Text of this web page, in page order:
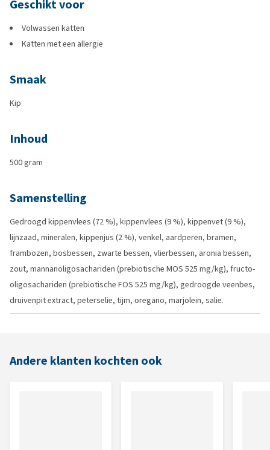
Geschikt voor
Volwassen katten
Katten met een allergie
Smaak
Kip
Inhoud
500 gram
Samenstelling
Gedroogd kippenvlees (72 %), kippenvlees (9 %), kippenvet (9 %),
lijnzaad, mineralen, kippenjus (2 %), venkel, aardperen, bramen,
frambozen, bosbessen, zwarte bessen, vlierbessen, aronia bessen,
zout, mannanoligosachariden (prebiotische MOS 525 mg/kg), fructo-
oligosachariden (prebiotische FOS 525 mg/kg), gedroogde veenbes,
druivenpit extract, peterselie, tijm, oregano, marjolein, salie.
Andere klanten kochten ook